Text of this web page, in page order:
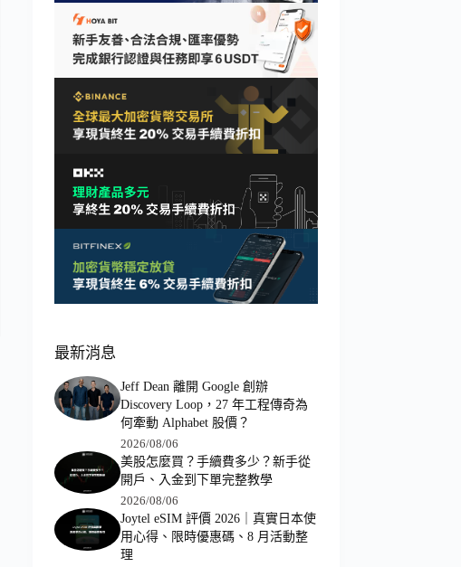
最新消息
Jeff Dean 離開 Google 創辦
Discovery Loop，27 年工程傳奇為
何牽動 Alphabet 股價？
2026/08/06
美股怎麼買？手續費多少？新手從
開戶、入金到下單完整教學
2026/08/06
Joytel eSIM 評價 2026｜真實日本使
用心得、限時優惠碼、8 月活動整
理